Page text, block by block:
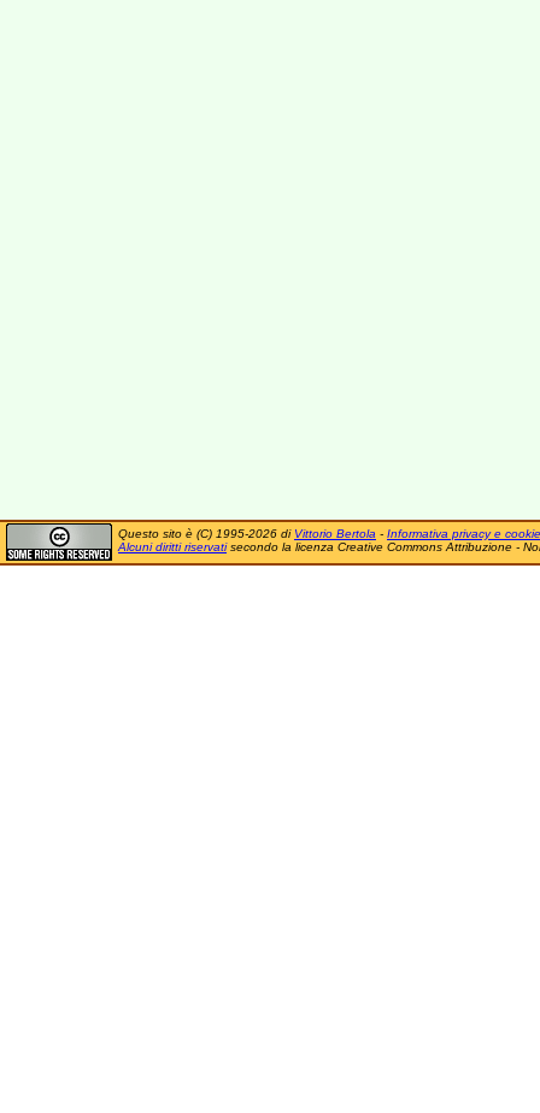
Questo sito è (C) 1995-2026 di Vittorio Bertola - Informativa privacy e cookie
Alcuni diritti riservatisecondo la licenza Creative Commons Attribuzione -